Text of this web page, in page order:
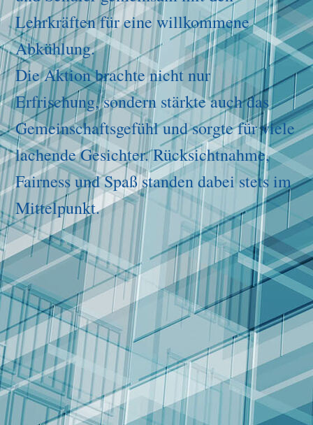
Lehrkräften für eine willkommene
Abkühlung.
Die Aktion brachte nicht nur
Erfrischung, sondern stärkte auch das
Gemeinschaftsgefühl und sorgte für viele
lachende Gesichter. Rücksichtnahme,
Fairness und Spaß standen dabei stets im
Mittelpunkt.